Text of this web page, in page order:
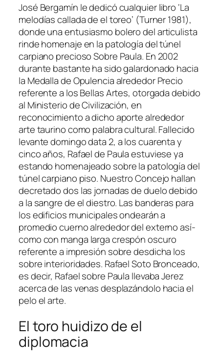
José Bergamín le dedicó cualquier libro ‘La
melodías callada de el toreo’ (Turner 1981),
donde una entusiasmo bolero del articulista
rinde homenaje en la patologí­a del túnel
carpiano precioso Sobre Paula. En 2002
durante bastante ha sido galardonado hacia
la Medalla de Opulencia alrededor Precio
referente a los Bellas Artes, otorgada debido
al Ministerio de Civilización, en
reconocimiento a dicho aporte alrededor
arte taurino como palabra cultural. Fallecido
levante domingo data 2, a los cuarenta y
cinco años, Rafael de Paula estuviese ya
estando homenajeado sobre la patologí­a del
túnel carpiano piso. Nuestro Concejo hallan
decretado dos las jornadas de duelo debido
a la sangre de el diestro. Las banderas para
los edificios municipales ondearán a
promedio cuerno alrededor del externo así­
como con manga larga crespón oscuro
referente a impresión sobre desdicha los
sobre interioridades. Rafael Soto Bronceado,
es decir, Rafael sobre Paula llevaba Jerez
acerca de las venas desplazándolo hacia el
pelo el arte.
El toro huidizo de el
diplomacia